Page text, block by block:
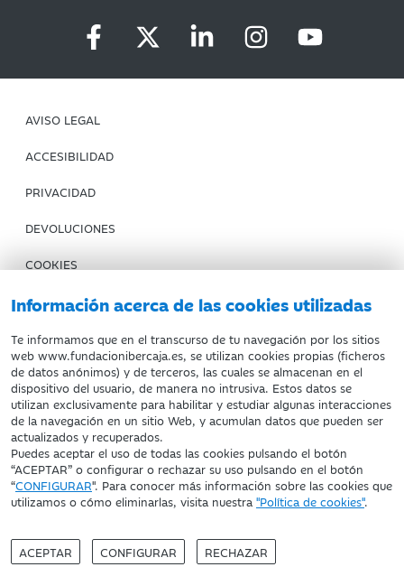
Información acerca de las cookies utilizadas
Te informamos que en el transcurso de tu navegación por los sitios
web www.fundacionibercaja.es, se utilizan cookies propias (ficheros
de datos anónimos) y de terceros, las cuales se almacenan en el
dispositivo del usuario, de manera no intrusiva. Estos datos se
utilizan exclusivamente para habilitar y estudiar algunas interacciones
de la navegación en un sitio Web, y acumulan datos que pueden ser
actualizados y recuperados.
Puedes aceptar el uso de todas las cookies pulsando el botón
“ACEPTAR” o configurar o rechazar su uso pulsando en el botón
“CONFIGURAR". Para conocer más información sobre las cookies que
utilizamos o cómo eliminarlas, visita nuestra "Política de cookies".
ACEPTAR CONFIGURAR RECHAZAR
AVISO LEGAL
ACCESIBILIDAD
PRIVACIDAD
DEVOLUCIONES
COOKIES
CONDICIONES DE COMPRA
IBERCAJA BANCO
Fundación Bancaria Ibercaja. C.I.F. G-50000652.
Inscrita en el Registro de Fundaciones del Mº de Educación,
Cultura y Deporte con el nº 1689.
Domicilio social: Joaquín Costa, 13. 50001 Zaragoza.